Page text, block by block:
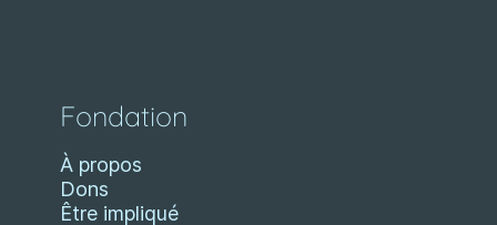
Fondation
À propos
Dons
Être impliqué